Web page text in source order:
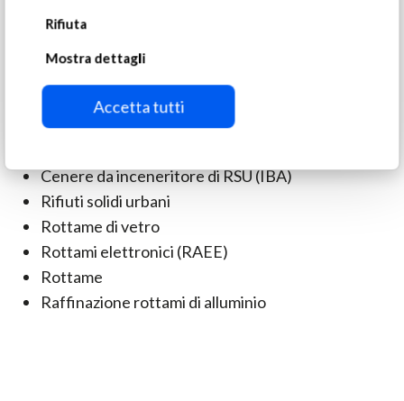
Rifiuta
Mostra dettagli
Accetta tutti
Materiali trattati e applicazioni
Carbone
Cenere da inceneritore di RSU (IBA)
Rifiuti solidi urbani
Rottame di vetro
Rottami elettronici (RAEE)
Rottame
Raffinazione rottami di alluminio